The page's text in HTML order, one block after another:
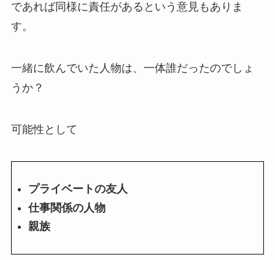
であれば同様に責任があるという意見もありま
す。
一緒に飲んでいた人物は、一体誰だったのでしょ
うか？
可能性として
プライベートの友人
仕事関係の人物
親族